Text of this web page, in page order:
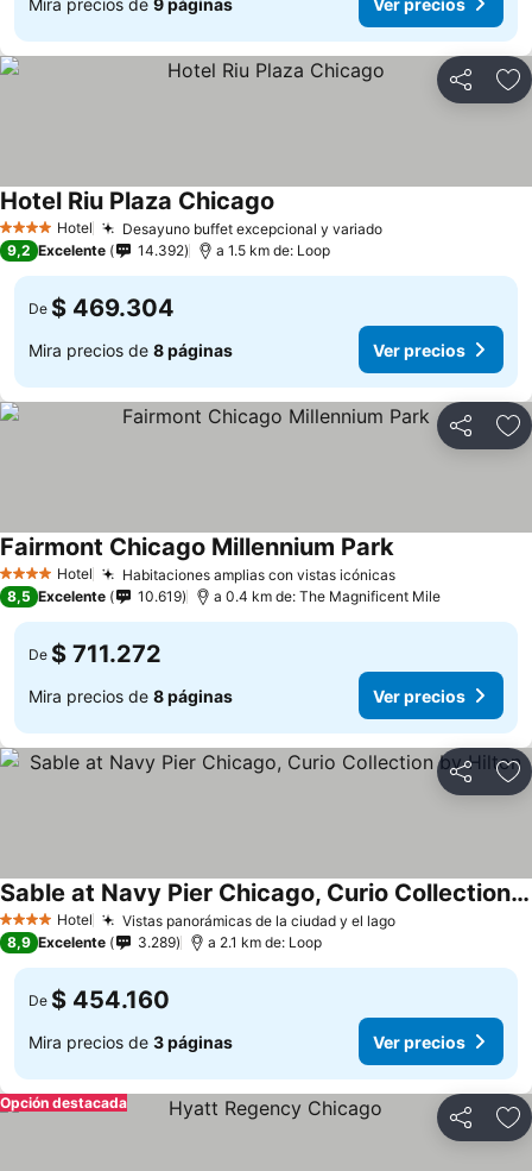
Compartir
4 EstrellasHotel Desayuno buffet excepcional y variado
Hotel Riu Plaza Chicago
9,2 Excelente 14.392 a 1.5 km de: Loop
De $ 469.304
Mira precios de 8 páginas Ver precios
Compartir
4 EstrellasHotel Habitaciones amplias con vistas icónicas
Fairmont Chicago Millennium Park
8,5 Excelente 10.619 a 0.4 km de: The Magnificent Mile
De $ 711.272
Mira precios de 8 páginas Ver precios
Compartir
4 EstrellasHotel Vistas panorámicas de la ciudad y el lago
Sable at Navy Pier Chicago, Curio Collection by Hilton
8,9 Excelente 3.289 a 2.1 km de: Loop
De $ 454.160
Mira precios de 3 páginas Ver precios
Compartir
Opción destacada